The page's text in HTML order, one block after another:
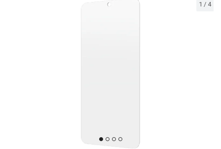
1 / 4